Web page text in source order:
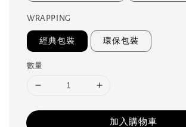
WRAPPING
經典包裝 環保包裝
數量
加入購物車